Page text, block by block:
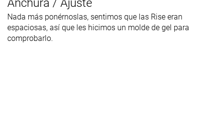
Anchura / Ajuste
Nada más ponérnoslas, sentimos que las Rise eran
espaciosas, así que les hicimos un molde de gel para
comprobarlo.